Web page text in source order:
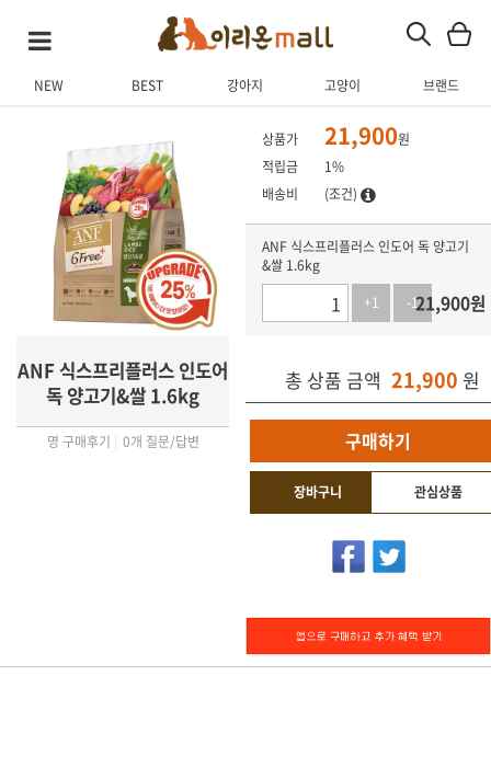
NEW BEST 강아지 고양이 브랜드
ANF 식스프리플러스 인도어
독 양고기&쌀 1.6kg
명 구매후기 0개 질문/답변
상품가 21,900원
적립금
1%
배송비
(조건)
ANF 식스프리플러스 인도어 독 양고기
&쌀 1.6kg
+1
-121,900원
총 상품 금액 21,900 원
구매하기
장바구니 관심상품